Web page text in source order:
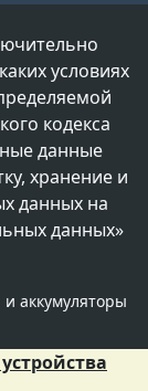
условиях
кодекса
данные
хранение и
данных на
данных»
и аккумуляторы